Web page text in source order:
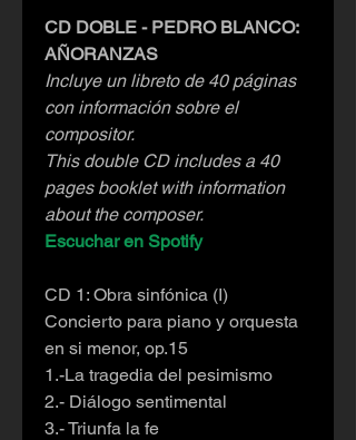
CD DOBLE - PEDRO BLANCO:
AÑORANZAS
Incluye un libreto de 40 páginas
con información sobre el
compositor.
This double CD includes a 40
pages booklet with information
about the composer.
Escuchar en Spotify(CD 1)
CD 1: Obra sinfónica (I)
Concierto para piano y orquesta
en si menor, op.15
1.-La tragedia del pesimismo
2.- Diálogo sentimental
3.- Triunfa la fe